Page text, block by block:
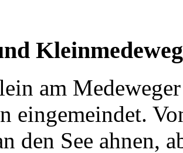
am
eingemeindet.
den See ahnen,